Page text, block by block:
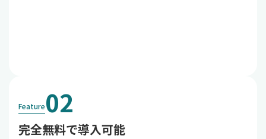
Feature02
完全無料で導入可能